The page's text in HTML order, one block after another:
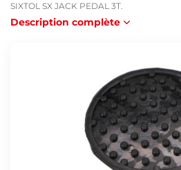
SIXTOL SX JACK PEDAL 3T.
Description complète